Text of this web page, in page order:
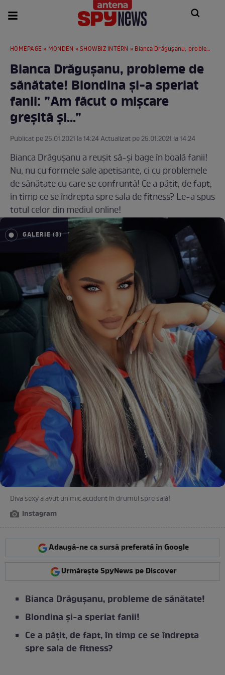
HOMEPAGE » MONDEN »SHOWBIZ INTERN » Bianca Drăgușanu, probleme de sănătate! Blondina și-a speriat fanii: ”Am făcut o mișcare greșită și...”
Bianca Drăgușanu, probleme de
sănătate! Blondina și-a speriat
fanii: ”Am făcut o mișcare
greșită și...”
Publicat pe 25.01.2021 la 14:24 Actualizat pe 25.01.2021 la 14:24
Bianca Drăgușanu a reușit să-și bage în boală fanii!
Nu, nu cu formele sale apetisante, ci cu problemele
de sănătate cu care se confruntă! Ce a pățit, de fapt,
în timp ce se îndrepta spre sala de fitness? Le-a spus
totul celor din mediul online!
GALERIE (3)
Diva sexy a avut un mic accident în drumul spre sală!
Instagram
Adaugă-ne ca sursă preferată în Google
Urmărește SpyNews pe Discover
Bianca Drăgușanu, probleme de sănătate!
Blondina și-a speriat fanii!
Ce a pățit, de fapt, în timp ce se îndrepta
spre sala de fitness?